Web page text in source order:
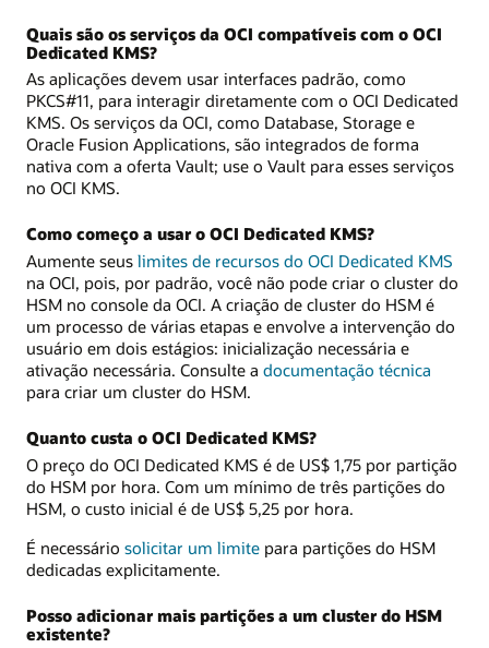
Quais são os serviços da OCI compatíveis com o OCI
Dedicated KMS?
As aplicações devem usar interfaces padrão, como
PKCS#11, para interagir diretamente com o OCI Dedicated
KMS. Os serviços da OCI, como Database, Storage e
Oracle Fusion Applications, são integrados de forma
nativa com a oferta Vault; use o Vault para esses serviços
no OCI KMS.
Como começo a usar o OCI Dedicated KMS?
Aumente seus limites de recursos do OCI Dedicated KMS
na OCI, pois, por padrão, você não pode criar o cluster do
HSM no console da OCI. A criação de cluster do HSM é
um processo de várias etapas e envolve a intervenção do
usuário em dois estágios: inicialização necessária e
ativação necessária. Consulte a documentação técnica
para criar um cluster do HSM.
Quanto custa o OCI Dedicated KMS?
O preço do OCI Dedicated KMS é de US$ 1,75 por partição
do HSM por hora. Com um mínimo de três partições do
HSM, o custo inicial é de US$ 5,25 por hora.
É necessário solicitar um limite para partições do HSM
dedicadas explicitamente.
Posso adicionar mais partições a um cluster do HSM
existente?